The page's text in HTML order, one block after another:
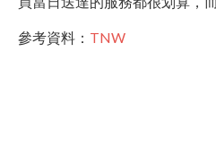
參考資料： TNW